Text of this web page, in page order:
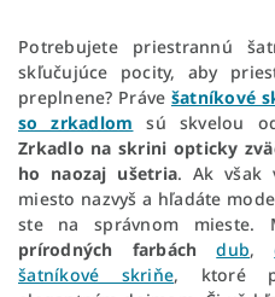
Potrebujete priestrannú
skľučujúce pocity, aby
preplnene? Práve šatníkové
so zrkadlom sú skvelou
Zrkadlo na skrini opticky
ho naozaj ušetria. Ak však
miesto nazvyš a hľadáte
ste na správnom mieste.
prírodných farbáchdub,
šatníkové skriňe, ktoré